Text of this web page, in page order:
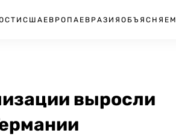
США ЕВРОПА ЕВРАЗИЯ ОБЪЯСНЯЕМ
выросли